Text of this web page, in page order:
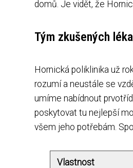
domů. Je vidět, že
Tým zkušených
Hornická poliklinika už
rozumí a neustále se
umíme nabídnout
poskytovat tu nejlepší
všem jeho potřebám.
Vlastnost